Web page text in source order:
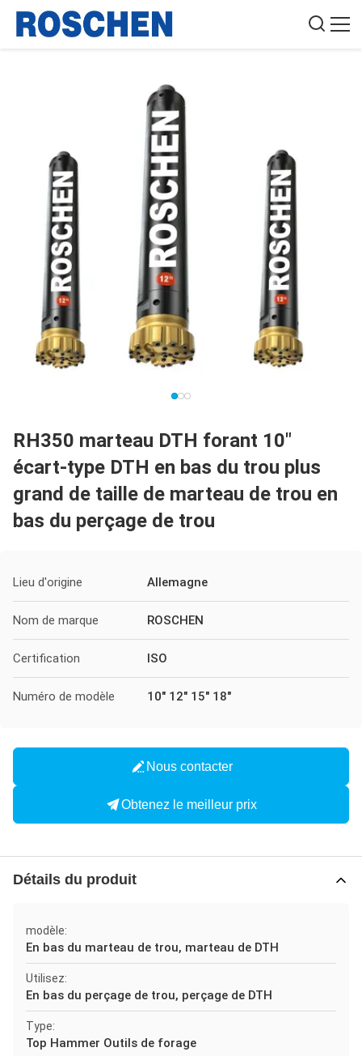
RH350 marteau DTH forant 10"
écart-type DTH en bas du trou plus
grand de taille de marteau de trou en
bas du perçage de trou
Lieu d'origine Allemagne
Nom de marque ROSCHEN
Certification ISO
Numéro de modèle 10" 12" 15" 18"
Nous contacter
Obtenez le meilleur prix
Détails du produit
modèle:
En bas du marteau de trou, marteau de DTH
Utilisez:
En bas du perçage de trou, perçage de DTH
Type:
Top Hammer Outils de forage